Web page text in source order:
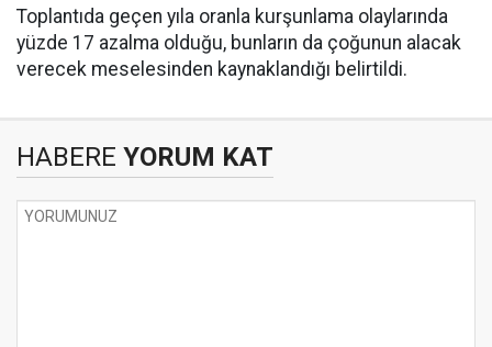
Toplantıda geçen yıla oranla kurşunlama olaylarında
yüzde 17 azalma olduğu, bunların da çoğunun alacak
verecek meselesinden kaynaklandığı belirtildi.
HABERE YORUM KAT